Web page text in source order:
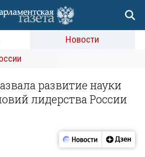
Новости
развитие науки
лидерства России